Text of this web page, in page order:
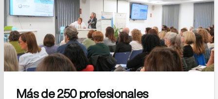
Más de 250 profesionales